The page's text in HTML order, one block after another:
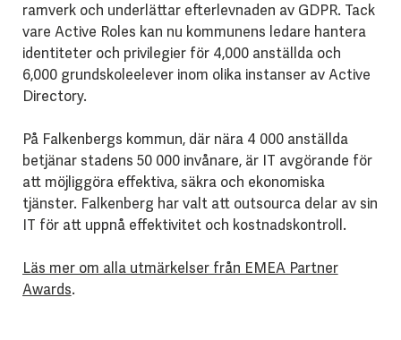
ramverk och underlättar efterlevnaden av GDPR. Tack
vare Active Roles kan nu kommunens ledare hantera
identiteter och privilegier för 4,000 anställda och
6,000 grundskoleelever inom olika instanser av Active
Directory.
På Falkenbergs kommun, där nära 4 000 anställda
betjänar stadens 50 000 invånare, är IT avgörande för
att möjliggöra effektiva, säkra och ekonomiska
tjänster. Falkenberg har valt att outsourca delar av sin
IT för att uppnå effektivitet och kostnadskontroll.
Läs mer om alla utmärkelser från EMEA Partner
Awards.